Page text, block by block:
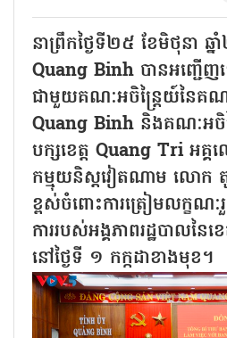
នាព្រឹកថ្ងៃទី២៥ ខែមិថុនា ឆ្
Quang Binh បានអញ្ជើញ
ជាមួយគណៈអចិន្ត្រៃយ៍នៃគណៈ
Quang Binh និងគណៈអចិន្
បក្សខេត្ត Quang Tri អគ្គ
កម្មុយនិស្តវៀតណាម លោក
ខ្ពស់ចំពោះការត្រៀមលក្ខណៈ
ការរបស់អង្គភាពរដ្ឋបាលនៃ
នៅថ្ងៃទី ១ កក្កដាខាងមុខ។